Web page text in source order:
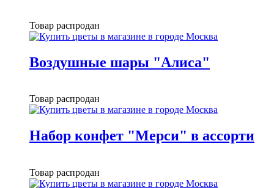
Товар распродан
Воздушные шары "Алиса"
Товар распродан
Набор конфет "Мерси" в ассорти
Товар распродан